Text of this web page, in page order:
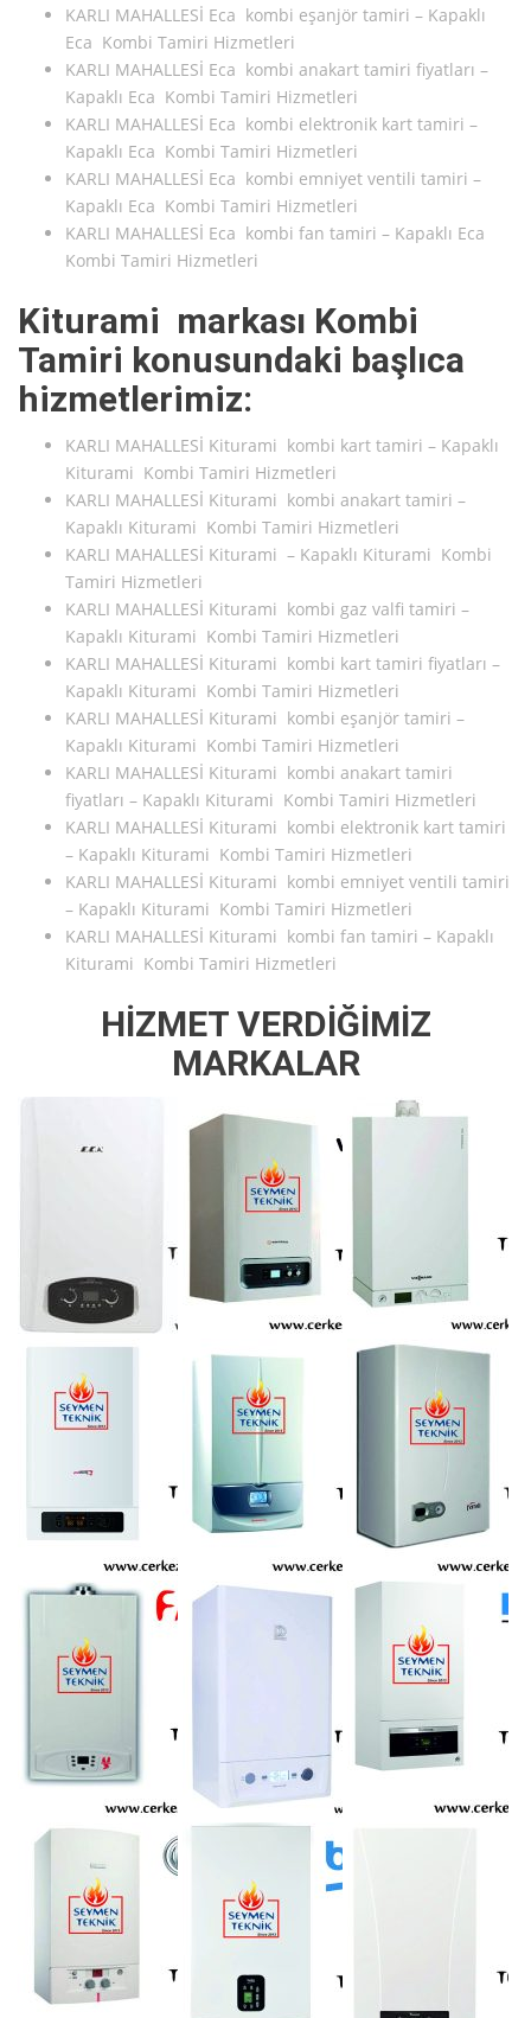
KARLI MAHALLESİ Eca kombi eşanjör tamiri – Kapaklı
Eca Kombi Tamiri Hizmetleri
KARLI MAHALLESİ Eca kombi anakart tamiri fiyatları –
Kapaklı Eca Kombi Tamiri Hizmetleri
KARLI MAHALLESİ Eca kombi elektronik kart tamiri –
Kapaklı Eca Kombi Tamiri Hizmetleri
KARLI MAHALLESİ Eca kombi emniyet ventili tamiri –
Kapaklı Eca Kombi Tamiri Hizmetleri
KARLI MAHALLESİ Eca kombi fan tamiri – Kapaklı Eca
Kombi Tamiri Hizmetleri
Kiturami markası Kombi
Tamiri konusundaki başlıca
hizmetlerimiz:
KARLI MAHALLESİ Kiturami kombi kart tamiri – Kapaklı
Kiturami Kombi Tamiri Hizmetleri
KARLI MAHALLESİ Kiturami kombi anakart tamiri –
Kapaklı Kiturami Kombi Tamiri Hizmetleri
KARLI MAHALLESİ Kiturami – Kapaklı Kiturami Kombi
Tamiri Hizmetleri
KARLI MAHALLESİ Kiturami kombi gaz valfi tamiri –
Kapaklı Kiturami Kombi Tamiri Hizmetleri
KARLI MAHALLESİ Kiturami kombi kart tamiri fiyatları –
Kapaklı Kiturami Kombi Tamiri Hizmetleri
KARLI MAHALLESİ Kiturami kombi eşanjör tamiri –
Kapaklı Kiturami Kombi Tamiri Hizmetleri
KARLI MAHALLESİ Kiturami kombi anakart tamiri
fiyatları – Kapaklı Kiturami Kombi Tamiri Hizmetleri
KARLI MAHALLESİ Kiturami kombi elektronik kart tamiri
– Kapaklı Kiturami Kombi Tamiri Hizmetleri
KARLI MAHALLESİ Kiturami kombi emniyet ventili tamiri
– Kapaklı Kiturami Kombi Tamiri Hizmetleri
KARLI MAHALLESİ Kiturami kombi fan tamiri – Kapaklı
Kiturami Kombi Tamiri Hizmetleri
HİZMET VERDİĞİMİZ
MARKALAR